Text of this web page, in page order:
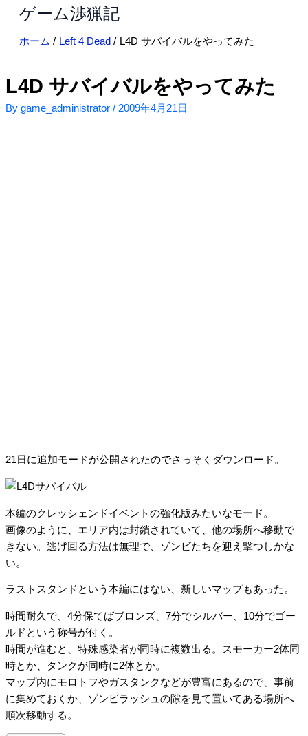
ス
キ
ッ
プ
ゲーム渉猟記
ホーム Left 4 Dead L4D サバイバルをやってみた
L4D サバイバルをやってみた
By game_administrator / 2009年4月21日
21日に追加モードが公開されたのでさっそくダウンロード。
本編のクレッシェンドイベントの強化版みたいなモード。
画像のように、エリア内は封鎖されていて、他の場所へ移動で
きない。逃げ回る方法は無理で、ゾンビたちを迎え撃つしかな
い。
ラストスタンドという本編にはない、新しいマップもあった。
時間耐久で、4分保てばブロンズ、7分でシルバー、10分でゴー
ルドという称号が付く。
時間が進むと、特殊感染者が同時に複数出る。スモーカー2体同
時とか、タンクが同時に2体とか。
マップ内にモロトフやガスタンクなどが豊富にあるので、事前
に集めておくか、ゾンビラッシュの隙を見て置いてある場所へ
順次移動する。